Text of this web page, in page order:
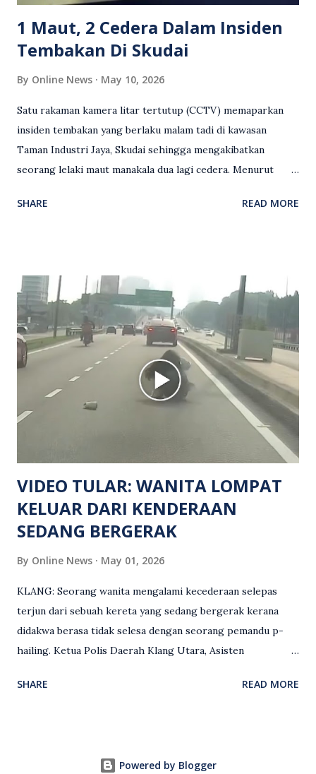
terhadap wanita dipercayai menjadi mangs...
1 Maut, 2 Cedera Dalam Insiden
Tembakan Di Skudai
By Online News May 10, 2026
Satu rakaman kamera litar tertutup (CCTV) memaparkan
insiden tembakan yang berlaku malam tadi di kawasan
Taman Industri Jaya, Skudai sehingga mengakibatkan
seorang lelaki maut manakala dua lagi cedera. Menurut
kejadian berlaku sekitar jam 11 malam dan pihak polis
hiburan di kawasan berkenaan. Seorang mangsa disahkan
meninggal dunia di lokasi kejadian akibat terkena tembakan,
manakala seorang lagi mangsa mengalami kecederaan.
Turut dipercayai terdapat seorang lagi individu cedera
namun identitinya masih belum dikenal pasti selepas dibawa
keluar dari lokasi oleh kenalannya. Polis kini sedang giat
mengesan dua suspek yang masih bebas bagi membantu
siasatan lanjut. Kes disiasat mengikut Seksyen 302 Kanun
Keseksaan kerana membunuh. Orang ramai yang mempunyai
maklumat diminta t...
SHARE READ MORE
VIDEO TULAR: WANITA LOMPAT
KELUAR DARI KENDERAAN
SEDANG BERGERAK
By Online News May 01, 2026
KLANG: Seorang wanita mengalami kecederaan selepas
terjun dari sebuah kereta yang sedang bergerak kerana
didakwa berasa tidak selesa dengan seorang pemandu p-
hailing. Ketua Polis Daerah Klang Utara, Asisten
(2 Mei), berkata pemandu berusia 47 tahun itu telah
ketika pengadu sedang membawa dua penumpang. “Tiba-
SHARE READ MORE
Powered by Blogger